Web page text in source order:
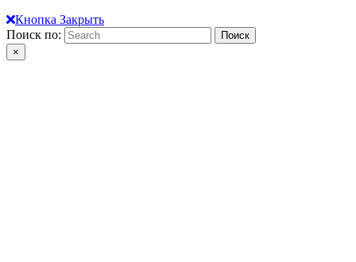
Кнопка Закрыть
Поиск по:
×